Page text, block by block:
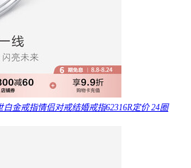
金戒指情侣对戒结婚戒指62316R定价 24圈